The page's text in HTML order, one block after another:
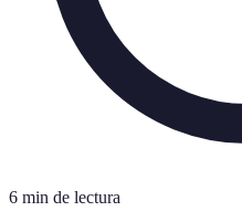
6 min de lectura